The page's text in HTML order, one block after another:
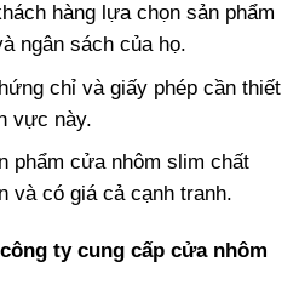
hàng lựa chọn sản phẩm
ngân sách của họ.
chỉ và giấy phép cần thiết
vực này.
phẩm cửa nhôm slim chất
và có giá cả cạnh tranh.
ty cung cấp cửa nhôm